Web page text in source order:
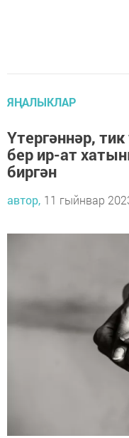
ЯҢАЛЫКЛАР
Үтергәннәр,
бер ир-ат
биргән
автор, 11 гыйнвар